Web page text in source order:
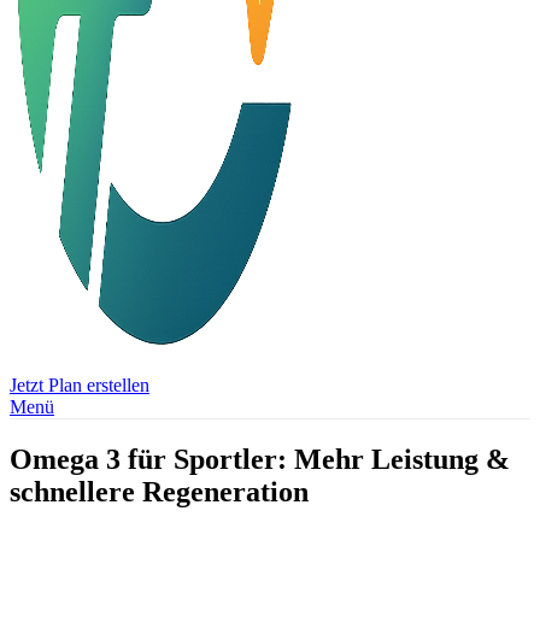
Jetzt Plan erstellen
Menü
Omega 3 für Sportler: Mehr Leistung &
schnellere Regeneration